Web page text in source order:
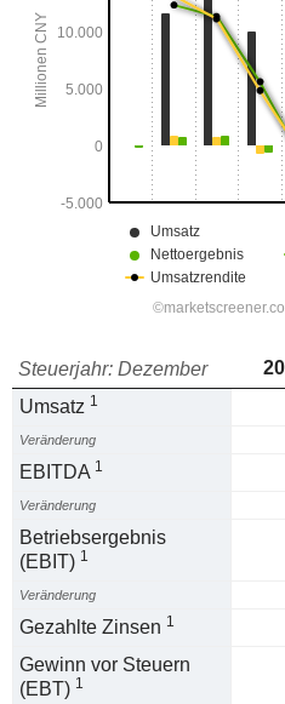
Steuerjahr: Dezember
Umsatz 1
Veränderung
EBITDA 1
Veränderung
Betriebsergebnis
(EBIT) 1
Veränderung
Gezahlte Zinsen 1
Gewinn vor Steuern
(EBT) 1